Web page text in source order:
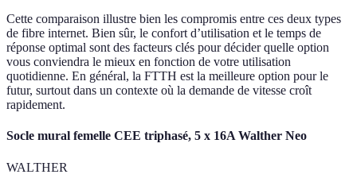
Cette comparaison illustre bien les compromis entre ces deux types
de fibre internet. Bien sûr, le confort d’utilisation et le temps de
réponse optimal sont des facteurs clés pour décider quelle option
vous conviendra le mieux en fonction de votre utilisation
quotidienne. En général, la FTTH est la meilleure option pour le
futur, surtout dans un contexte où la demande de vitesse croît
rapidement.
Socle mural femelle CEE triphasé, 5 x 16A Walther Neo
WALTHER